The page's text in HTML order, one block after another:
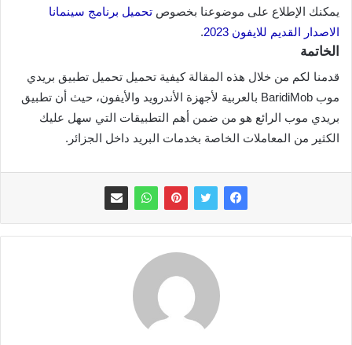
يمكنك الإطلاع على موضوعنا بخصوص تحميل برنامج سينمانا
الاصدار القديم للايفون 2023
.
الخاتمة
قدمنا لكم من خلال هذه المقالة كيفية تحميل تحميل تطبيق بريدي
موب BaridiMob بالعربية لأجهزة الأندرويد والأيفون، حيث أن تطبيق
بريدي موب الرائع هو من ضمن أهم التطبيقات التي سهل عليك
الكثير من المعاملات الخاصة بخدمات البريد داخل الجزائر.